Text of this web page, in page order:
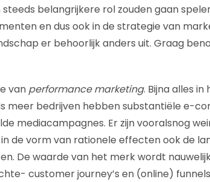
belangrijkere rol zouden gaan
en dus ook in de strategie van
er behoorlijk anders uit. Graag
van performance marketing. Bijna alles
meer bedrijven hebben substantiële e-
mediacampagnes. Er zijn vooralsnog
de vorm van rationele effecten ook de
De waarde van het merk wordt
customer journey’s en (online)